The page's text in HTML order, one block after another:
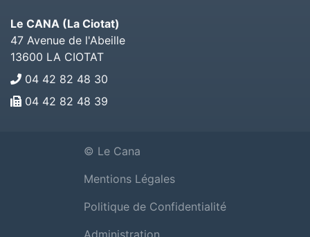
Le CANA (La Ciotat)
47 Avenue de l'Abeille
13600 LA CIOTAT
04 42 82 48 30
04 42 82 48 39
© Le Cana
Mentions Légales
Politique de Confidentialité
Administration